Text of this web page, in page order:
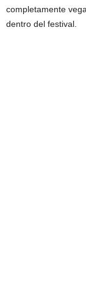
completamente
dentro del festival.